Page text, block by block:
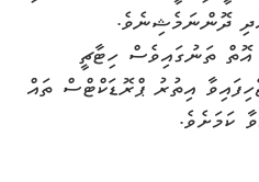
ދޮންނަމެޝިނެވެ.
ތަނުގައިވެސް ހިޓާޗީ
އިތުރު ޕްރޮޑަކްޓްސް ތައް
ކަމަށެވެ.